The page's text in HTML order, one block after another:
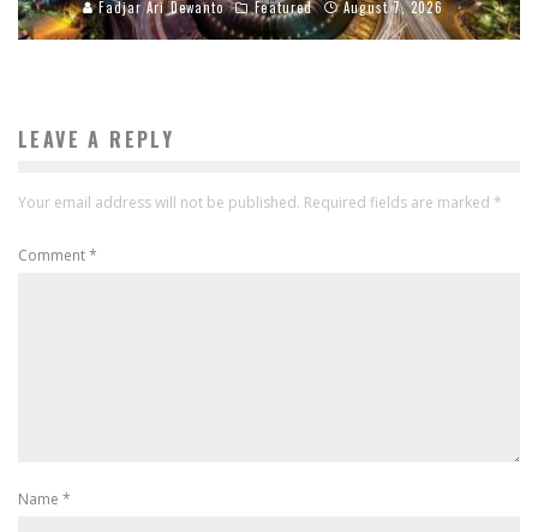
Fadjar Ari Dewanto Featured August 7, 2026
LEAVE A REPLY
Your email address will not be published. Required fields are marked *
Comment*
Name *